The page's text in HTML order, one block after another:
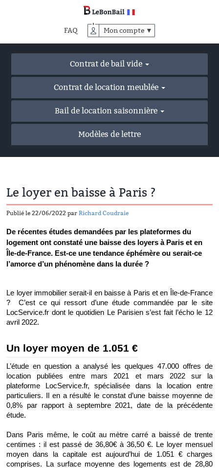
FAQ Mon compte ▼
Contrat de bail vide
Contrat de location meublée
Bail de location saisonnière
Modèles de lettre
Le loyer en baisse à Paris ?
Publié le 22/06/2022 parRichard Coudraie
De récentes études demandées par les plateformes du
logement ont constaté une baisse des loyers à Paris et en
Île-de-France. Est-ce une tendance éphémère ou serait-ce
l’amorce d’un phénomène dans la durée ?
Le loyer immobilier serait-il en baisse à Paris et en Île-de-France
?  C’est ce qui ressort d’une étude commandée par le site
LocService.fr dont le quotidien Le Parisien s’est fait l’écho le 12
avril 2022.
Un loyer moyen de 1.051 €
L’étude en question a analysé les quelques 47.000 offres de
location publiées entre mars 2021 et mars 2022 sur la
plateforme LocService.fr, spécialisée dans la location entre
particuliers. Il en a résulté le constat d’une baisse moyenne de
0,8% par rapport à septembre 2021, date de la précédente
étude.
Dans Paris même, le coût au mètre carré a baissé de trente
centimes : il est passé de 36,80€ à 36,50 €. Le loyer mensuel
moyen dans la capitale est aujourd’hui de 1.051 € charges
comprises. La surface moyenne des logements est de 28,80